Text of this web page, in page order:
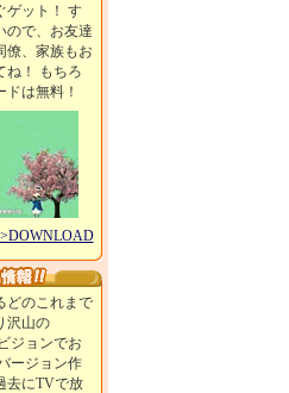
ゲット！ す
ので、お友達
僚、家族もお
ね！ もちろ
ドは無料！
どのこれまで
沢山の
ジョンでお
ージョン作
去にTVで放